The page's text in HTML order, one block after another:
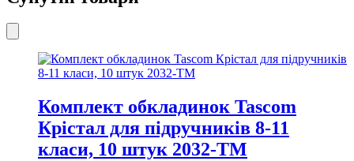
Комплект обкладинок Tascom
Крістал для підручників 8-11
класи, 10 штук 2032-TM